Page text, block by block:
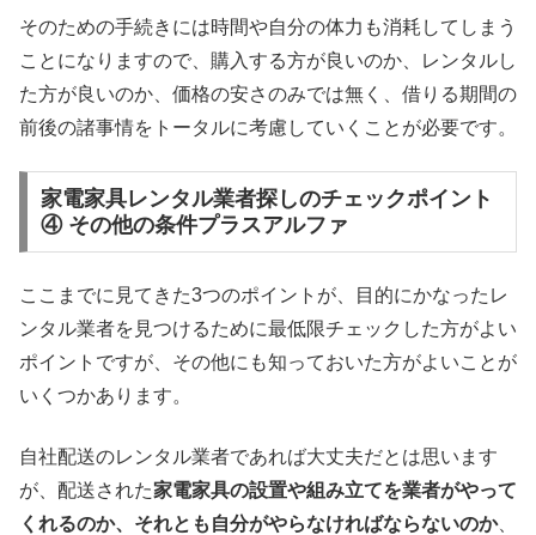
そのための手続きには時間や自分の体力も消耗してしまう
ことになりますので、購入する方が良いのか、レンタルし
た方が良いのか、価格の安さのみでは無く、借りる期間の
前後の諸事情をトータルに考慮していくことが必要です。
家電家具レンタル業者探しのチェックポイント
④ その他の条件プラスアルファ
ここまでに見てきた3つのポイントが、目的にかなったレ
ンタル業者を見つけるために最低限チェックした方がよい
ポイントですが、その他にも知っておいた方がよいことが
いくつかあります。
自社配送のレンタル業者であれば大丈夫だとは思います
が、配送された家電家具の設置や組み立てを業者がやって
くれるのか、それとも自分がやらなければならないのか、